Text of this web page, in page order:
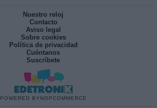
Nuestro reloj
Contacto
Aviso legal
Sobre cookies
Política de privacidad
Cuéntanos
Suscríbete
POWERED BY NOPCOMMERCE